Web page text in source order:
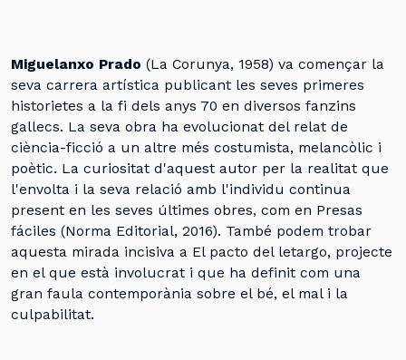
Miguelanxo Prado (La Corunya, 1958) va començar la
seva carrera artística publicant les seves primeres
historietes a la fi dels anys 70 en diversos fanzins
gallecs. La seva obra ha evolucionat del relat de
ciència-ficció a un altre més costumista, melancòlic i
poètic. La curiositat d'aquest autor per la realitat que
l'envolta i la seva relació amb l'individu continua
present en les seves últimes obres, com en Presas
fáciles (Norma Editorial, 2016). També podem trobar
aquesta mirada incisiva a El pacto del letargo, projecte
en el que està involucrat i que ha definit com una
gran faula contemporània sobre el bé, el mal i la
culpabilitat.